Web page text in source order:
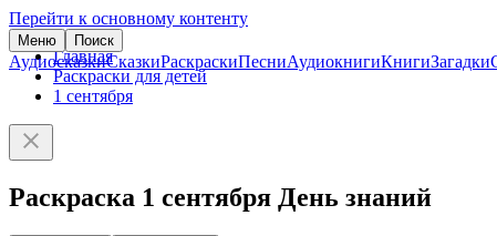
Перейти к основному контенту
Меню Поиск
АудиосказкиСказкиРаскраскиПесниАудиокнигиКнигиЗагадки
Главная
Раскраски для детей
1 сентября
Раскраска 1 сентября День знаний